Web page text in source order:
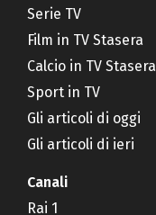
Serie TV
Film in TV Stasera
Calcio in TV Stasera
Sport in TV
Gli articoli di oggi
Gli articoli di ieri
Canali
Rai 1